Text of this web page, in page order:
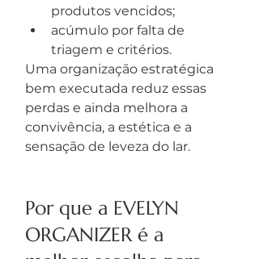
produtos vencidos;
acúmulo por falta de
triagem e critérios.
Uma organização estratégica
bem executada reduz essas
perdas e ainda melhora a
convivência, a estética e a
sensação de leveza do lar.
Por que a EVELYN
ORGANIZER é a